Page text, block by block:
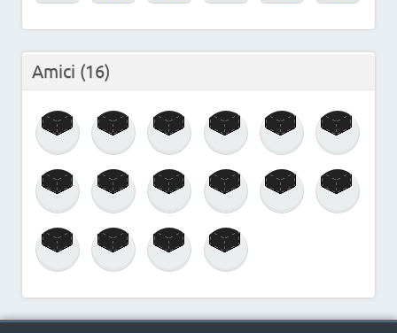
Amici (16)